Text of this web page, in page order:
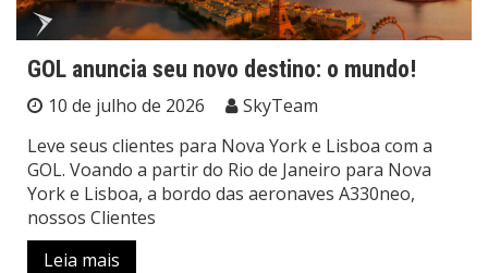
GOL anuncia seu novo destino: o mundo!
10 de julho de 2026
SkyTeam
Leve seus clientes para Nova York e Lisboa com a
GOL. Voando a partir do Rio de Janeiro para Nova
York e Lisboa, a bordo das aeronaves A330neo,
nossos Clientes
Leia mais